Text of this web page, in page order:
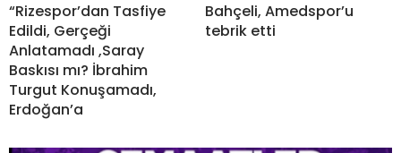
“Rizespor’dan Tasfiye
Edildi, Gerçeği
Anlatamadı ,Saray
Baskısı mı? İbrahim
Turgut Konuşamadı,
Erdoğan’a
Bahçeli, Amedspor’u
tebrik etti